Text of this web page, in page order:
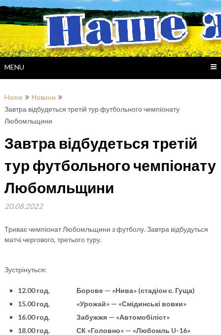
Skip
to
content
MENU
Home
Новини
Завтра відбудеться третій тур футбольного чемпіонату
Любомльщини
Завтра відбудеться третій
тур футбольного чемпіонату
Любомльщини
20.08.2022
Триває чемпіонат Любомльщини з футболу. Завтра відбудуться
матчі чергового, третього туру.
Зустрінуться:
12.00 год. Борове — «Нива» (стадіон с. Гуща)
15.00 год. «Урожай» — «Смідинські вовки»
16.00 год. Забужжя — «Автомобіліст»
18.00 год. СК «Головно» — «Любомль U-16»